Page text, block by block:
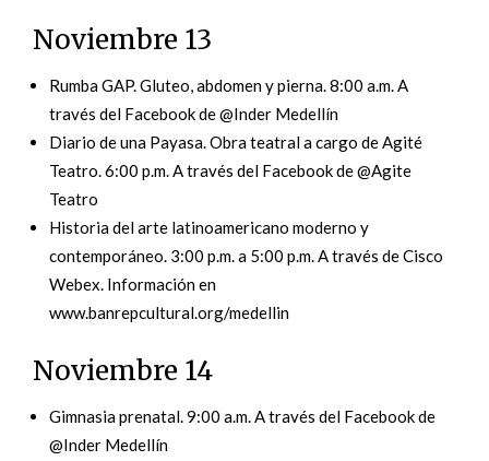
Noviembre 13
Rumba GAP. Gluteo, abdomen y pierna. 8:00 a.m. A
través del Facebook de @Inder Medellín
Diario de una Payasa. Obra teatral a cargo de Agité
Teatro. 6:00 p.m. A través del Facebook de @Agite
Teatro
Historia del arte latinoamericano moderno y
contemporáneo. 3:00 p.m. a 5:00 p.m. A través de Cisco
Webex. Información en
www.banrepcultural.org/medellin
Noviembre 14
Gimnasia prenatal. 9:00 a.m. A través del Facebook de
@Inder Medellín